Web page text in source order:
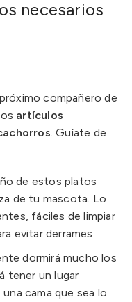
necesarios
compañero de
artículos
. Guíate de
de estos platos
de tu mascota. Lo
fáciles de limpiar
evitar derrames.
dormirá mucho los
tener un lugar
cama que sea lo